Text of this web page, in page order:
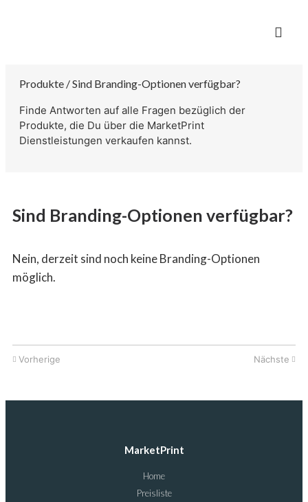
Produkte / Sind Branding-Optionen verfügbar?
Finde Antworten auf alle Fragen bezüglich der
Produkte, die Du über die MarketPrint
Dienstleistungen verkaufen kannst.
Sind Branding-Optionen verfügbar?
Nein, derzeit sind noch keine Branding-Optionen
möglich.
Vorherige Nächste
MarketPrint
Home
Preisliste